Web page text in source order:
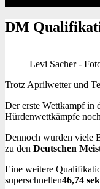
DM
Levi Sacher -
Trotz Aprilwetter und
Der erste Wettkampf in
Hürdenwettkämpfe
Dennoch wurden viele
zu den Deutschen
Eine weitere
superschnellen46,74 sek